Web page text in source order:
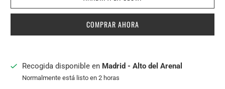
COMPRAR AHORA
Recogida disponible en Madrid - Alto del Arenal
Normalmente está listo en 2 horas